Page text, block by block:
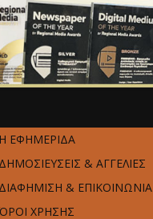
ΕΦΗΜΕΡΙΔΑ
& ΑΓΓΕΛΙΕΣ
& ΕΠΙΚΟΙΝΩΝΙΑ
ΧΡΗΣΗΣ